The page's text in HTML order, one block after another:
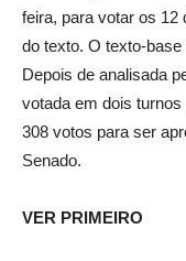
feira, para votar os 12
do texto. O texto-
Depois de analisada
votada em dois
308 votos para ser
Senado.
VER PRIMEIRO